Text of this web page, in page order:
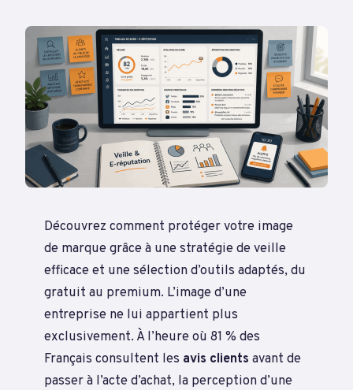
Découvrez comment protéger votre image
de marque grâce à une stratégie de veille
efficace et une sélection d’outils adaptés, du
gratuit au premium. L’image d’une
entreprise ne lui appartient plus
exclusivement. À l’heure où 81 % des
Français consultent les avis clients avant de
passer à l’acte d’achat, la perception d’une